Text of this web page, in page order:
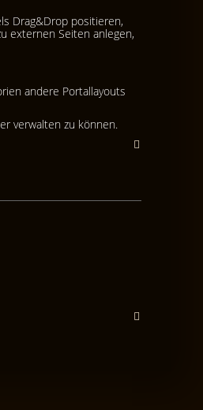
Drag&Drop positieren,
externen Seiten anlegen,
andere Portallayouts
verwalten zu können.